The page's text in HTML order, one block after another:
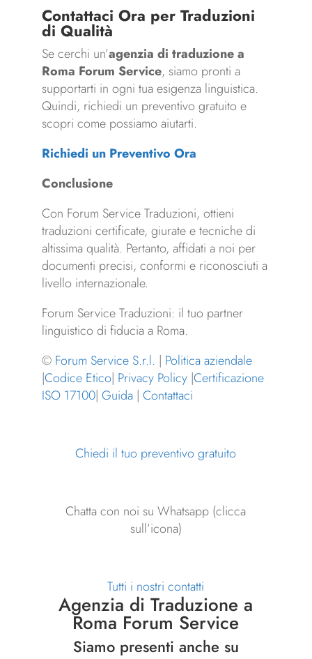
Contattaci Ora per Traduzioni
di Qualità
Se cerchi un’agenzia di traduzione a
Roma Forum Service, siamo pronti a
supportarti in ogni tua esigenza linguistica.
Quindi, richiedi un preventivo gratuito e
scopri come possiamo aiutarti.
Richiedi un Preventivo Ora
Conclusione
Con Forum Service Traduzioni, ottieni
traduzioni certificate, giurate e tecniche di
altissima qualità. Pertanto, affidati a noi per
documenti precisi, conformi e riconosciuti a
livello internazionale.
Forum Service Traduzioni: il tuo partner
linguistico di fiducia a Roma.
© Forum Service S.r.l. | Politica aziendale
|Codice Etico| Privacy Policy|Certificazione
ISO 17100| Guida| Contattaci
Chiedi il tuo preventivo gratuito
Chatta con noi su Whatsapp (clicca
sull’icona)
Tutti i nostri contatti
Agenzia di Traduzione a
Roma Forum Service
Siamo presenti anche su